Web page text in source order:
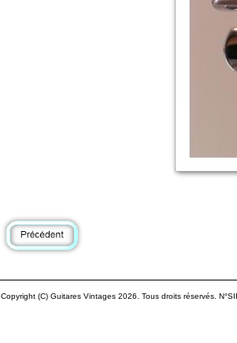
Copyright (C) Guitares Vintages 2026. Tous droits réservés.